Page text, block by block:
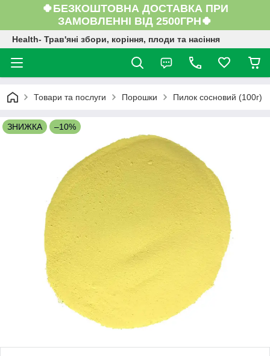
🍀БЕЗКОШТОВНА ДОСТАВКА ПРИ
ЗАМОВЛЕННІ ВІД 2500ГРН🍀
Health- Трав'яні збори, коріння, плоди та насіння
Товари та послуги Порошки Пилок сосновий (100г)
ЗНИЖКА –10%